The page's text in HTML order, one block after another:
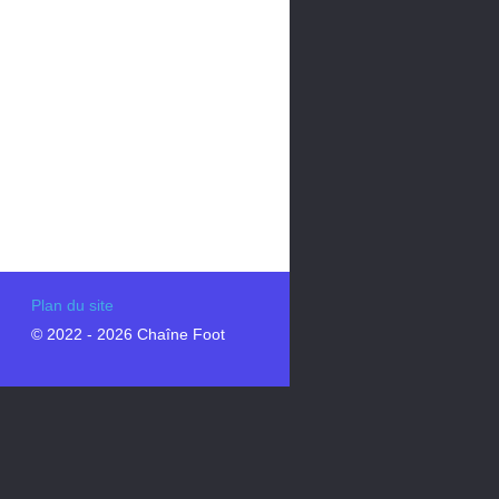
Plan du site
© 2022 - 2026 Chaîne Foot